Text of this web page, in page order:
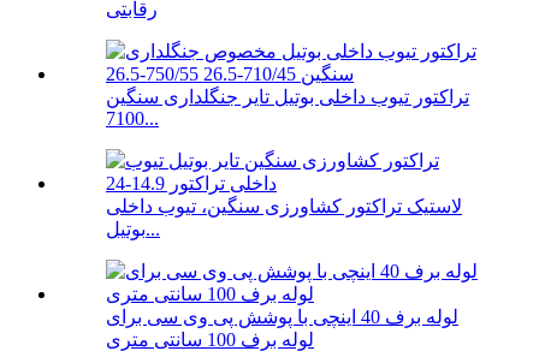
رقابتی
تراکتور تیوب داخلی بوتیل تایر جنگلداری سنگین
7100...
لاستیک تراکتور کشاورزی سنگین، تیوب داخلی
بوتیل...
لوله برف 40 اینچی با پوشش پی وی سی برای
لوله برف 100 سانتی متری